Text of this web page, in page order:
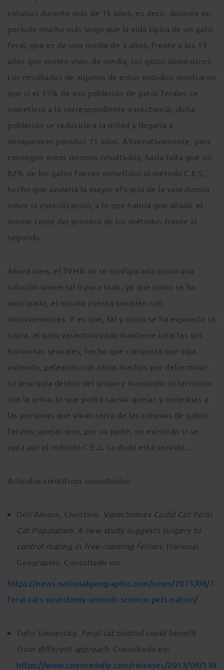
colonias durante más de 16 años, es decir, durante un
período mucho más largo que la vida típica de un gato
feral, que es de una media de 3 años, frente a los 15
años que suelen vivir, de media, los gatos domésticos.
Los resultados de algunos de estos estudios mostraron
que si el 35% de esa población de gatos ferales se
sometiera a la correspondiente vasectomía, dicha
población se reduciría a la mitad y llegaría a
desaparecer pasados 11 años. Alternativamente, para
conseguir estos mismos resultados, haría falta que un
82% de los gatos fueran sometidos al método C.E.S.,
hecho que avalaría la mayor eficacia de la vasectomía
sobre la esterilización, a lo que habría que añadir el
menor coste del primero de los métodos frente al
segundo.
Ahora bien, el TVHR no se configuraría como una
solución universal o para todo, ya que como se ha
anticipado, el mismo cuenta también con
inconvenientes. Y es que, tal y como se ha expuesto ut
supra, el gato vasectomizado mantiene intactas sus
hormonas sexuales, hecho que comporta que siga
aullando, peleando con otros machos por determinar
su jerarquía dentro del grupo y marcando su territorio
con la orina, lo que podrá causar quejas y molestias a
las personas que vivan cerca de las colonias de gatos
ferales; quejas que, por su parte, no existirán si se
opta por el método C.E.S. La duda está servida…
Artículos científicos consultados:
Dell’Amore, Christine. Vasectomies Could Cut Feral
Cat Population. A new study suggests surgery to
control mating in free-roaming felines. National
Geographic. Consultado en:
https://news.nationalgeographic.com/news/2013/08/
feral-cats-vasectomy-animals-science-pets-nation/
Tufts University. Feral cat control could benefit
from different approach. Consultado en:
https://www.sciencedaily.com/releases/2013/08/